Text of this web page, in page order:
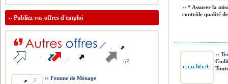
›› * Assurer la
contrôle qualité
››
››Publiez vos offres d'emploi
›› Femme de Ménage